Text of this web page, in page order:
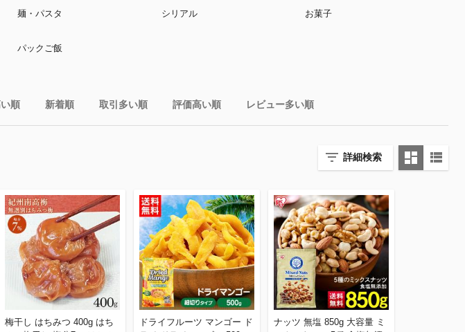
麺・パスタ シリアル お菓子
パックご飯
順 新着順 取引多い順 評価高い順 レビュー多い順
詳細検索
梅干し はちみつ 400g はち
ドライフルーツ マンゴー ド
ナッツ 無塩 850g 大容量 ミ